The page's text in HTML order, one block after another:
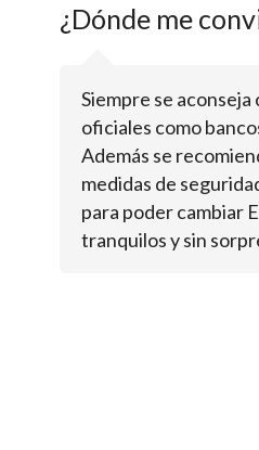
¿Dónde me
Siempre se
oficiales como
Además se
medidas de
para poder cambiar
tranquilos y sin